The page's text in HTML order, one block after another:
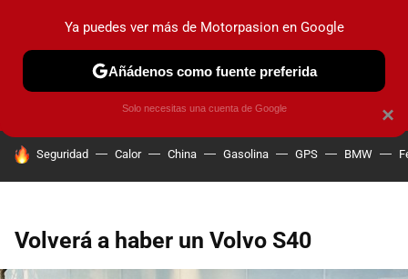
PRUEBAS COCHES ELÉCTRICOS OBSERVATORIO
HOY SE HABLA DE
Seguridad Calor China Gasolina GPS BMW
Volverá a haber un Volvo S40
×
Ya puedes ver más de Motorpasion en Google
Añádenos como fuente preferida
Solo necesitas una cuenta de Google